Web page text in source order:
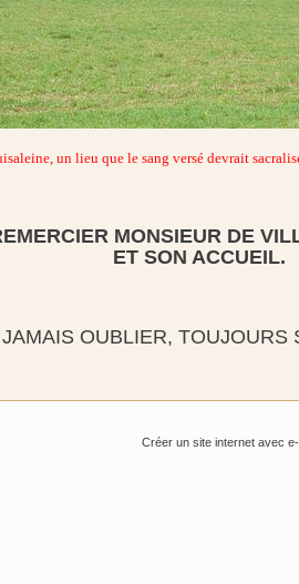
un lieu que le sang versé devrait
MONSIEUR DE
ET SON ACCUEIL.
OUBLIER, TOUJOURS
Créer un site internet avec